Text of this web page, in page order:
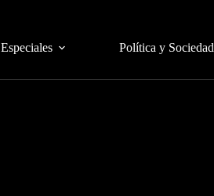
Especiales Política y Sociedad